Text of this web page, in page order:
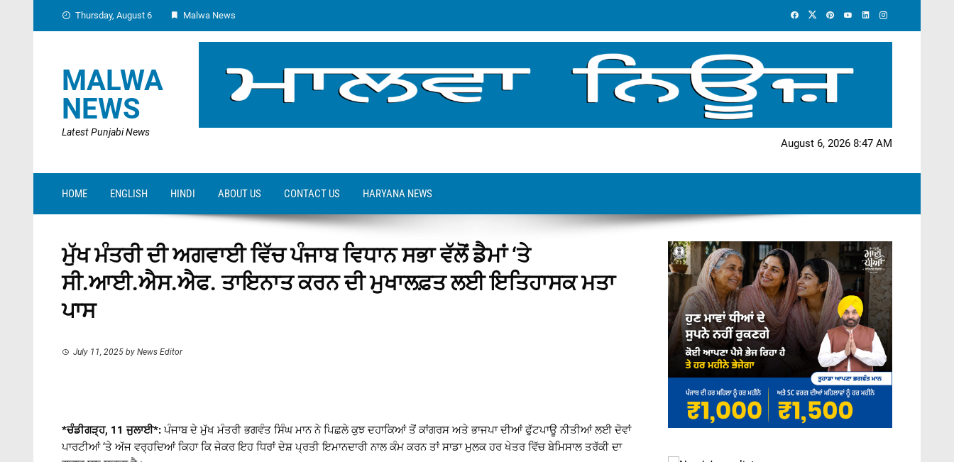
Thursday, August 6 Malwa News
MALWA
NEWS
Latest Punjabi News
August 6, 2026 8:47 AM
HOME ENGLISH HINDI ABOUT US CONTACT US HARYANA NEWS
ਮੁੱਖ ਮੰਤਰੀ ਦੀ ਅਗਵਾਈ ਵਿੱਚ ਪੰਜਾਬ ਵਿਧਾਨ ਸਭਾ ਵੱਲੋਂ ਡੈਮਾਂ ‘ਤੇ
ਸੀ.ਆਈ.ਐਸ.ਐਫ. ਤਾਇਨਾਤ ਕਰਨ ਦੀ ਮੁਖਾਲਫ਼ਤ ਲਈ ਇਤਿਹਾਸਕ ਮਤਾ
ਪਾਸ
July 11, 2025 by News Editor
*ਚੰਡੀਗੜ੍ਹ, 11 ਜੁਲਾਈ*: ਪੰਜਾਬ ਦੇ ਮੁੱਖ ਮੰਤਰੀ ਭਗਵੰਤ ਸਿੰਘ ਮਾਨ ਨੇ ਪਿਛਲੇ ਕੁਝ ਦਹਾਕਿਆਂ ਤੋਂ ਕਾਂਗਰਸ ਅਤੇ ਭਾਜਪਾ ਦੀਆਂ ਫੁੱਟਪਾਊ ਨੀਤੀਆਂ ਲਈ ਦੋਵਾਂ
ਪਾਰਟੀਆਂ ‘ਤੇ ਅੱਜ ਵਰ੍ਹਦਿਆਂ ਕਿਹਾ ਕਿ ਜੇਕਰ ਇਹ ਧਿਰਾਂ ਦੇਸ਼ ਪ੍ਰਤੀ ਇਮਾਨਦਾਰੀ ਨਾਲ ਕੰਮ ਕਰਨ ਤਾਂ ਸਾਡਾ ਮੁਲਕ ਹਰ ਖੇਤਰ ਵਿੱਚ ਬੇਮਿਸਾਲ ਤਰੱਕੀ ਦਾ